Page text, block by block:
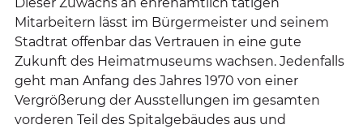
Dieser Zuwachs an ehrenamtlich tätigen
Mitarbeitern lässt im Bürgermeister und seinem
Stadtrat offenbar das Vertrauen in eine gute
Zukunft des Heimatmuseums wachsen. Jedenfalls
geht man Anfang des Jahres 1970 von einer
Vergrößerung der Ausstellungen im gesamten
vorderen Teil des Spitalgebäudes aus und